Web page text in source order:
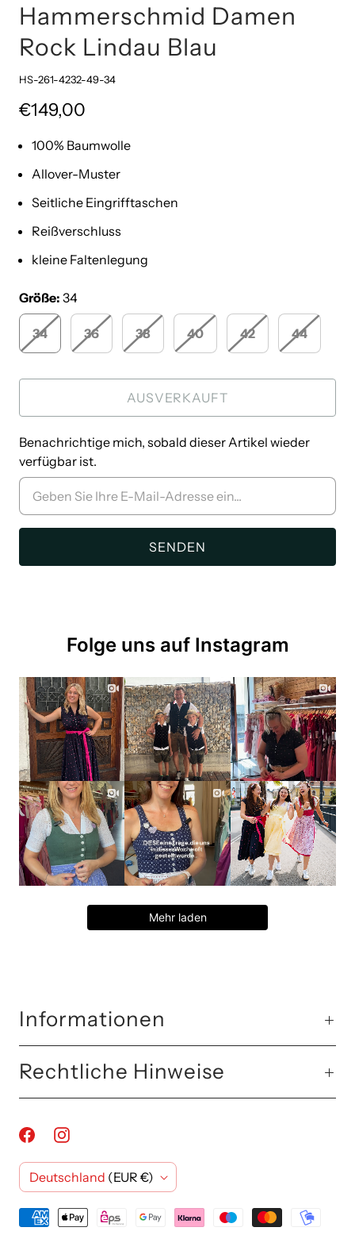
Hammerschmid Damen
Rock Lindau Blau
HS-261-4232-49-34
€149,00
100% Baumwolle
Allover-Muster
Seitliche Eingrifftaschen
Reißverschluss
kleine Faltenlegung
Größe: 34
34 36 38 40 42 44
AUSVERKAUFT
Benachrichtige mich, sobald dieser Artikel wieder
verfügbar ist.
Folge uns auf Instagram
Mehr laden
Informationen
Rechtliche Hinweise
L
a
n
Deutschland (EUR €)